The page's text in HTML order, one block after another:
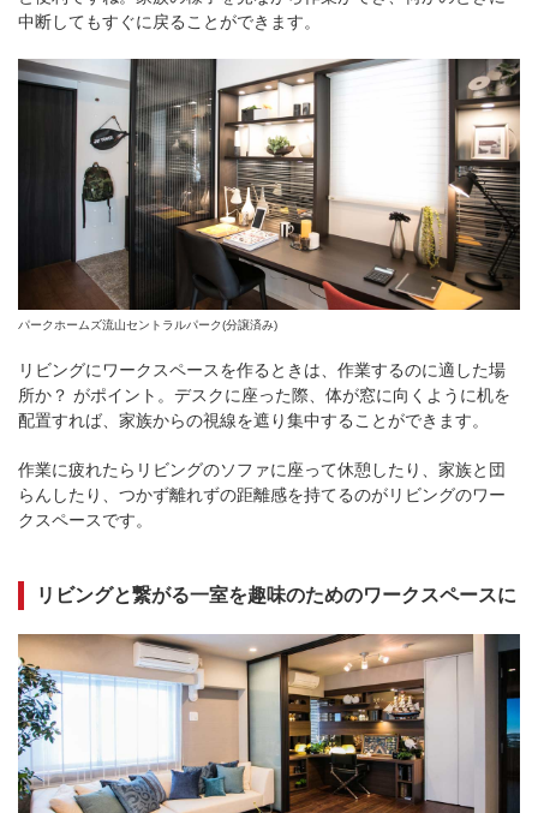
中断してもすぐに戻ることができます。
パークホームズ流山セントラルパーク(分譲済み)
リビングにワークスペースを作るときは、作業するのに適した場
所か？ がポイント。デスクに座った際、体が窓に向くように机を
配置すれば、家族からの視線を遮り集中することができます。
作業に疲れたらリビングのソファに座って休憩したり、家族と団
らんしたり、つかず離れずの距離感を持てるのがリビングのワー
クスペースです。
リビングと繋がる一室を趣味のためのワークスペースに